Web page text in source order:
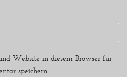
Website in diesem Browser für
speichern.